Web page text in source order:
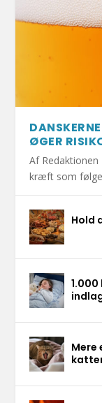
ØGER
Af
kræft som følge
Hold
Mere